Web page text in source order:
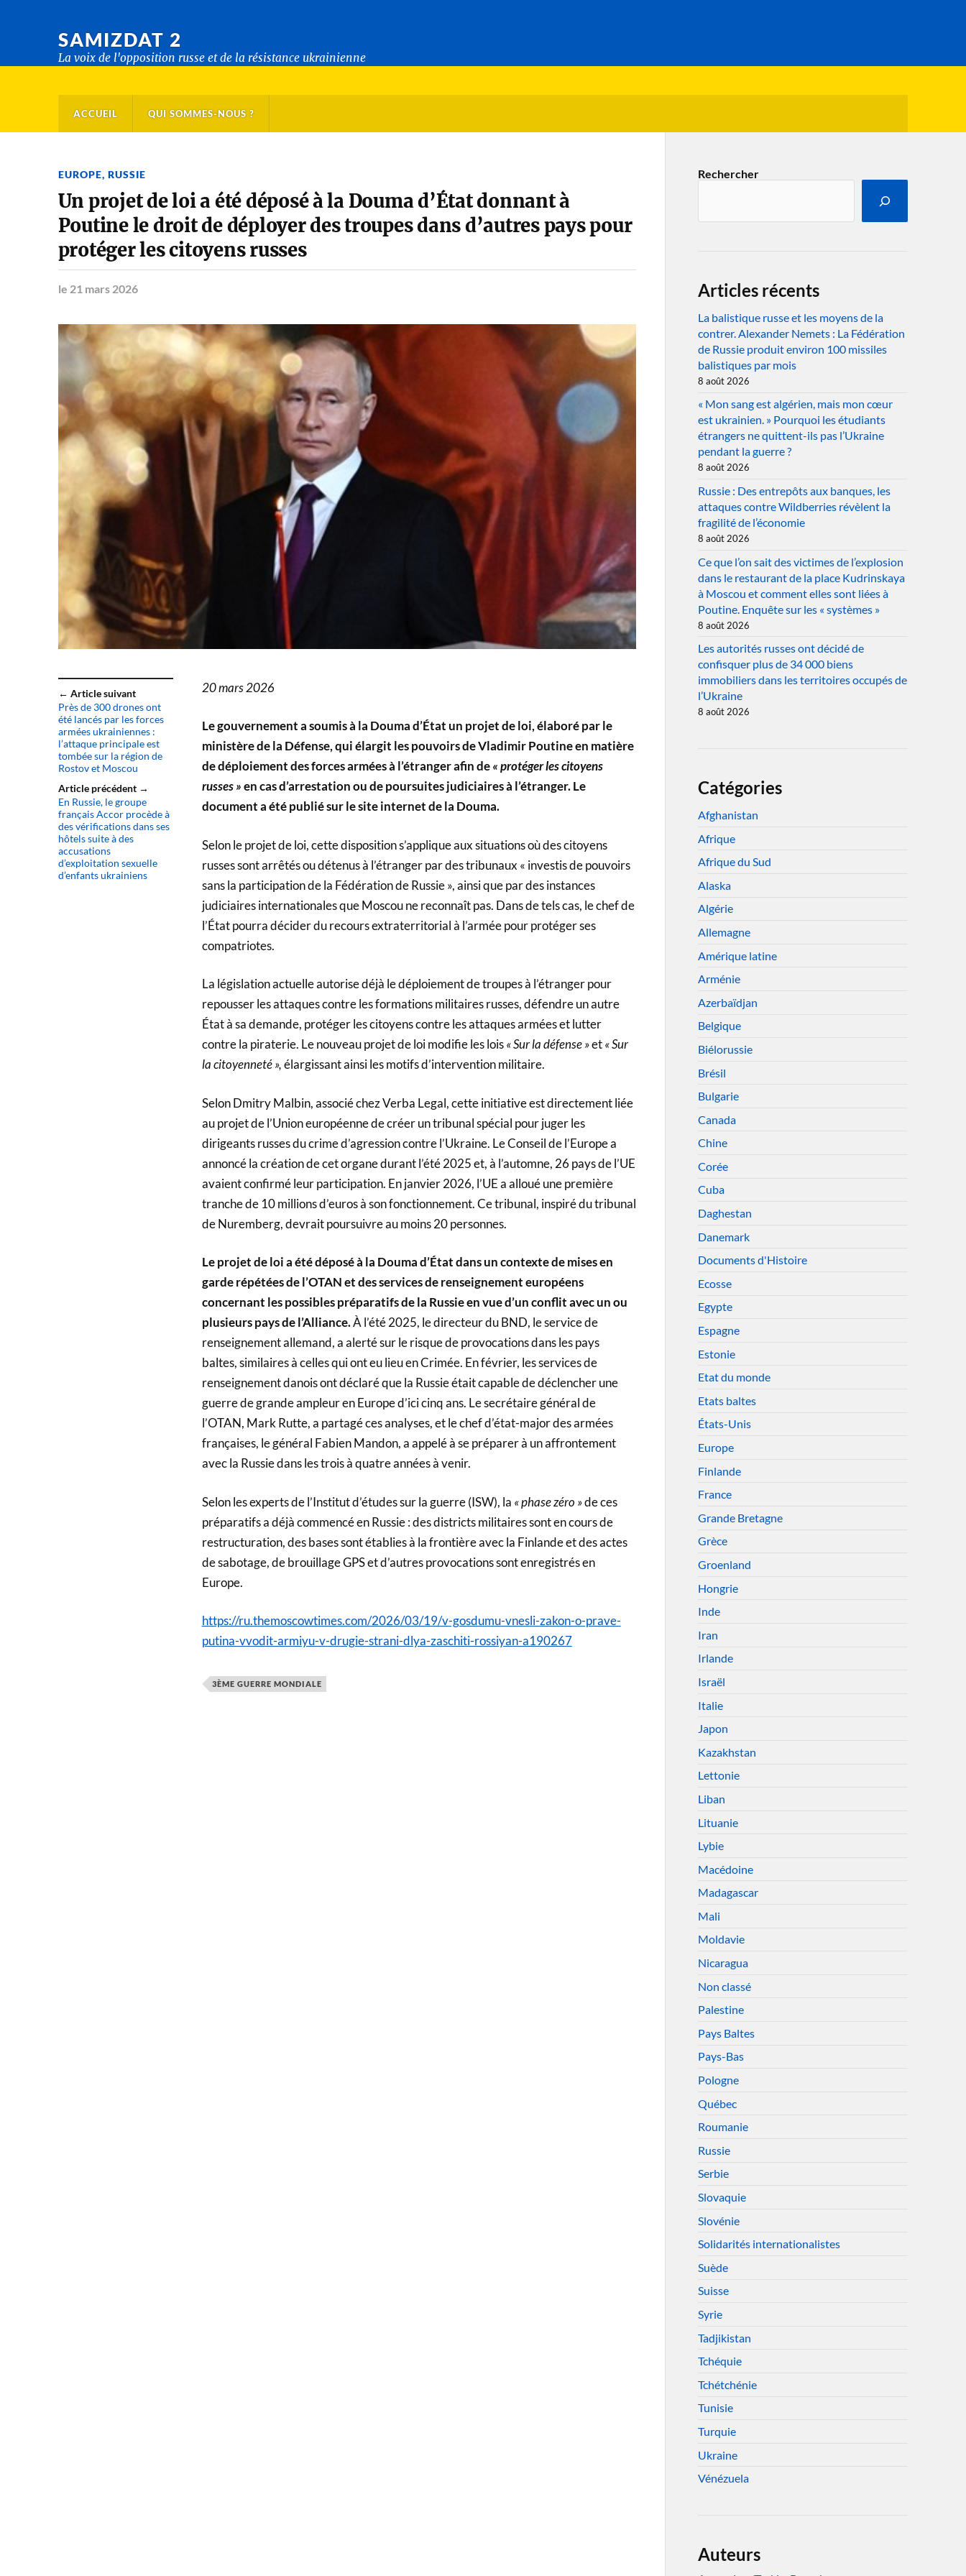
SAMIZDAT 2
La voix de l'opposition russe et de la résistance ukrainienne
ACCUEIL QUI SOMMES-NOUS ?
EUROPE, RUSSIE
Un projet de loi a été déposé à la Douma d’État donnant à
Poutine le droit de déployer des troupes dans d’autres pays pour
protéger les citoyens russes
le 21 mars 2026
← Article suivant
Près de 300 drones ont
été lancés par les forces
armées ukrainiennes :
l’attaque principale est
tombée sur la région de
Rostov et Moscou
Article précédent →
En Russie, le groupe
français Accor procède à
des vérifications dans ses
hôtels suite à des
accusations
d’exploitation sexuelle
d’enfants ukrainiens
20 mars 2026
Le gouvernement a soumis à la Douma d’État un projet de loi, élaboré par le
ministère de la Défense, qui élargit les pouvoirs de Vladimir Poutine en matière
de déploiement des forces armées à l’étranger afin de« protéger les citoyens
russes »en cas d’arrestation ou de poursuites judiciaires à l’étranger. Le
document a été publié sur le site internet de la Douma.
Selon le projet de loi, cette disposition s’applique aux situations où des citoyens
russes sont arrêtés ou détenus à l’étranger par des tribunaux « investis de pouvoirs
sans la participation de la Fédération de Russie », ainsi que par des instances
judiciaires internationales que Moscou ne reconnaît pas. Dans de tels cas, le chef de
l’État pourra décider du recours extraterritorial à l’armée pour protéger ses
compatriotes.
La législation actuelle autorise déjà le déploiement de troupes à l’étranger pour
repousser les attaques contre les formations militaires russes, défendre un autre
État à sa demande, protéger les citoyens contre les attaques armées et lutter
contre la piraterie. Le nouveau projet de loi modifie les lois« Sur la défense »et« Sur
la citoyenneté »,élargissant ainsi les motifs d’intervention militaire.
Selon Dmitry Malbin, associé chez Verba Legal, cette initiative est directement liée
au projet de l’Union européenne de créer un tribunal spécial pour juger les
dirigeants russes du crime d’agression contre l’Ukraine. Le Conseil de l’Europe a
annoncé la création de cet organe durant l’été 2025 et, à l’automne, 26 pays de l’UE
avaient confirmé leur participation. En janvier 2026, l’UE a alloué une première
tranche de 10 millions d’euros à son fonctionnement. Ce tribunal, inspiré du tribunal
de Nuremberg, devrait poursuivre au moins 20 personnes.
Le projet de loi a été déposé à la Douma d’État dans un contexte de mises en
garde répétées de l’OTAN et des services de renseignement européens
concernant les possibles préparatifs de la Russie en vue d’un conflit avec un ou
plusieurs pays de l’Alliance.À l’été 2025, le directeur du BND, le service de
renseignement allemand, a alerté sur le risque de provocations dans les pays
baltes, similaires à celles qui ont eu lieu en Crimée. En février, les services de
renseignement danois ont déclaré que la Russie était capable de déclencher une
guerre de grande ampleur en Europe d’ici cinq ans. Le secrétaire général de
l’OTAN, Mark Rutte, a partagé ces analyses, et le chef d’état-major des armées
françaises, le général Fabien Mandon, a appelé à se préparer à un affrontement
avec la Russie dans les trois à quatre années à venir.
Selon les experts de l’Institut d’études sur la guerre (ISW), la « phase zéro »de ces
préparatifs a déjà commencé en Russie : des districts militaires sont en cours de
restructuration, des bases sont établies à la frontière avec la Finlande et des actes
de sabotage, de brouillage GPS et d’autres provocations sont enregistrés en
Europe.
https://ru.themoscowtimes.com/2026/03/19/v-gosdumu-vnesli-zakon-o-prave-
putina-vvodit-armiyu-v-drugie-strani-dlya-zaschiti-rossiyan-a190267
3ÈME GUERRE MONDIALE
Rechercher
Articles récents
La balistique russe et les moyens de la
contrer. Alexander Nemets : La Fédération
de Russie produit environ 100 missiles
balistiques par mois
8 août 2026
« Mon sang est algérien, mais mon cœur
est ukrainien. » Pourquoi les étudiants
étrangers ne quittent-ils pas l’Ukraine
pendant la guerre ?
8 août 2026
Russie : Des entrepôts aux banques, les
attaques contre Wildberries révèlent la
fragilité de l’économie
8 août 2026
Ce que l’on sait des victimes de l’explosion
dans le restaurant de la place Kudrinskaya
à Moscou et comment elles sont liées à
Poutine. Enquête sur les « systèmes »
8 août 2026
Les autorités russes ont décidé de
confisquer plus de 34 000 biens
immobiliers dans les territoires occupés de
l’Ukraine
8 août 2026
Catégories
Afghanistan
Afrique
Afrique du Sud
Alaska
Algérie
Allemagne
Amérique latine
Arménie
Azerbaïdjan
Belgique
Biélorussie
Brésil
Bulgarie
Canada
Chine
Corée
Cuba
Daghestan
Danemark
Documents d'Histoire
Ecosse
Egypte
Espagne
Estonie
Etat du monde
Etats baltes
États-Unis
Europe
Finlande
France
Grande Bretagne
Grèce
Groenland
Hongrie
Inde
Iran
Irlande
Israël
Italie
Japon
Kazakhstan
Lettonie
Liban
Lituanie
Lybie
Macédoine
Madagascar
Mali
Moldavie
Nicaragua
Non classé
Palestine
Pays Baltes
Pays-Bas
Pologne
Québec
Roumanie
Russie
Serbie
Slovaquie
Slovénie
Solidarités internationalistes
Suède
Suisse
Syrie
Tadjikistan
Tchéquie
Tchétchénie
Tunisie
Turquie
Ukraine
Vénézuela
Auteurs